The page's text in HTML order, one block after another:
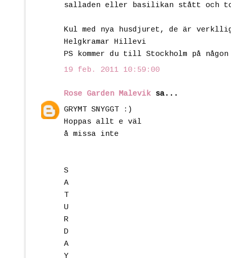
salladen eller basilikan stått och
Kul med nya husdjuret, de är
Helgkramar Hillevi
PS kommer du till Stockholm på
19 feb. 2011 10:59:00
Rose Garden Malevik sa...
GRYMT SNYGGT :)
Hoppas allt e väl
å missa inte
S
A
T
U
R
D
A